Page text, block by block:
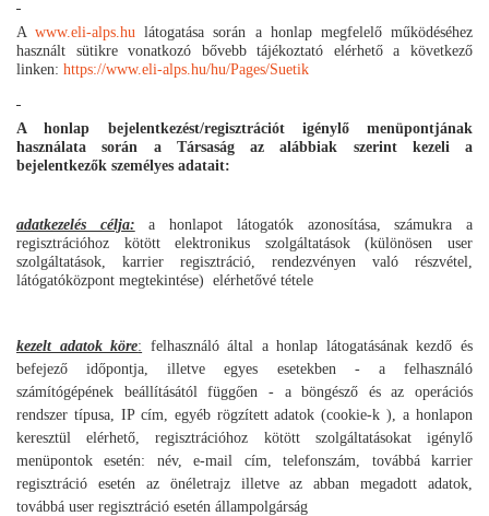
Awww.eli-alps.hu látogatása során a honlap megfelelő működéséhez
használt sütikre vonatkozó bővebb tájékoztató elérhető a következő
linken: https://www.eli-alps.hu/hu/Pages/Suetik
A honlap bejelentkezést/regisztrációt igénylő menüpontjának
használata során a Társaság az alábbiak szerint kezeli a
bejelentkezők személyes adatait:
adatkezelés célja:
a honlapot látogatók azonosítása, számukra a
regisztrációhoz kötött elektronikus szolgáltatások (különösen user
szolgáltatások, karrier regisztráció, rendezvényen való részvétel,
látógatóközpont megtekintése) elérhetővé tétele
kezelt adatok köre: felhasználó által a honlap látogatásának kezdő és
befejező időpontja, illetve egyes esetekben - a felhasználó
számítógépének beállításától függően - a böngésző és az operációs
rendszer típusa, IP cím, egyéb rögzített adatok (cookie-k ), a honlapon
keresztül elérhető, regisztrációhoz kötött szolgáltatásokat igénylő
menüpontok esetén: név, e-mail cím, telefonszám, továbbá karrier
regisztráció esetén az önéletrajz illetve az abban megadott adatok,
továbbá user regisztráció esetén állampolgárság